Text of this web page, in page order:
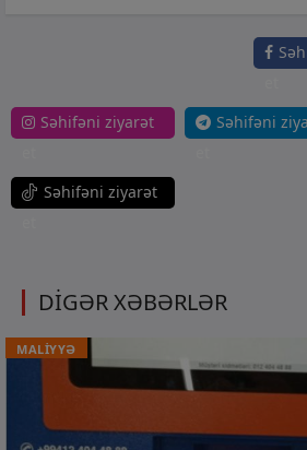
Səhifəni ziyarət
Səhifəni
Səhifəni ziyarət
DİGƏR XƏBƏRLƏR
MALİYYƏ